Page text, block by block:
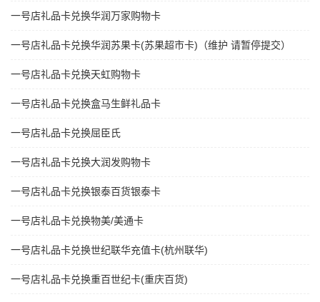
一号店礼品卡兑换华润万家购物卡
一号店礼品卡兑换华润苏果卡(苏果超市卡)（维护 请暂停提交）
一号店礼品卡兑换天虹购物卡
一号店礼品卡兑换盒马生鲜礼品卡
一号店礼品卡兑换屈臣氏
一号店礼品卡兑换大润发购物卡
一号店礼品卡兑换银泰百货银泰卡
一号店礼品卡兑换物美/美通卡
一号店礼品卡兑换世纪联华充值卡(杭州联华)
一号店礼品卡兑换重百世纪卡(重庆百货)